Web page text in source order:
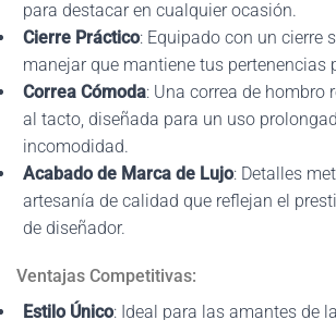
para destacar en cualquier ocasión.
Cierre Práctico: Equipado con un cierre
manejar que mantiene tus pertenencias
Correa Cómoda: Una correa de hombro
al tacto, diseñada para un uso
incomodidad.
Acabado de Marca de Lujo: Detalles
artesanía de calidad que reflejan el
de diseñador.
Ventajas Competitivas:
Estilo Único: Ideal para las amantes de